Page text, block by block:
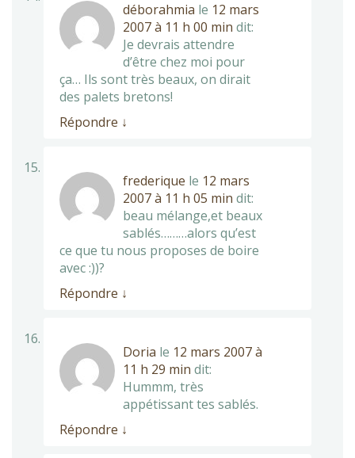
déborahmia le 12 mars
2007 à 11 h 00 min dit:
Je devrais attendre
d’être chez moi pour
ça… Ils sont très beaux, on dirait
des palets bretons!
Répondre ↓
frederique le 12 mars
2007 à 11 h 05 min dit:
beau mélange,et beaux
sablés………alors qu’est
ce que tu nous proposes de boire
avec :))?
Répondre ↓
Doria le 12 mars 2007 à
11 h 29 min dit:
Hummm, très
appétissant tes sablés.
Répondre ↓